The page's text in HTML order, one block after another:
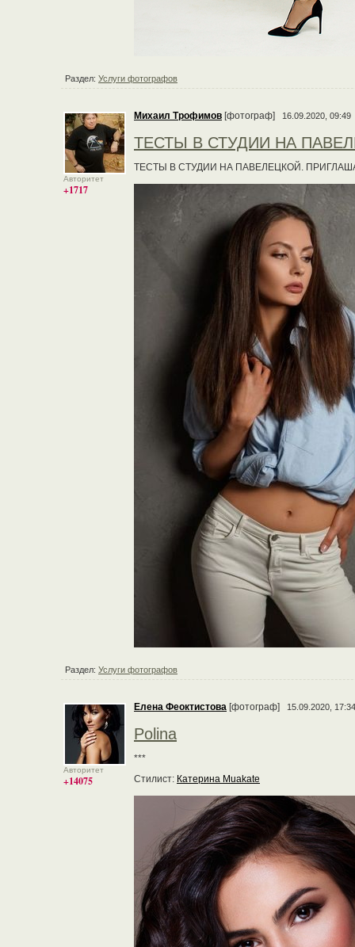
Раздел: Услуги фотографов
Авторитет
+1717
Михаил Трофимов [фотограф] 16.09.2020, 09:49
ТЕСТЫ В СТУДИИ НА
ТЕСТЫ В СТУДИИ НА ПАВЕЛЕЦКОЙ.
Раздел: Услуги фотографов
Авторитет
+14075
Елена Феоктистова [фотограф] 15.09.2020, 17:34
Polina
***
Стилист: Катерина Muakate